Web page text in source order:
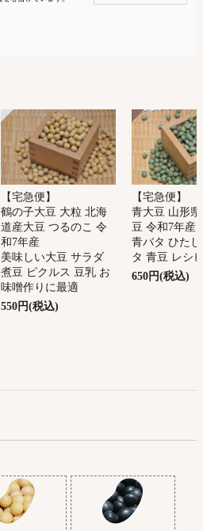
【宅急便】
鶴の子大豆 大粒 北海
道産大豆 つるのこ 令
和7年産
美味しい大豆 サラダ
煮豆 ピクルス 豆乳 お
味噌作りに最適
550円(税込)
【宅急便】
青大豆 山形
豆 令和7年産
青バタ ひた
タ 青豆 レシ
650円(税込)